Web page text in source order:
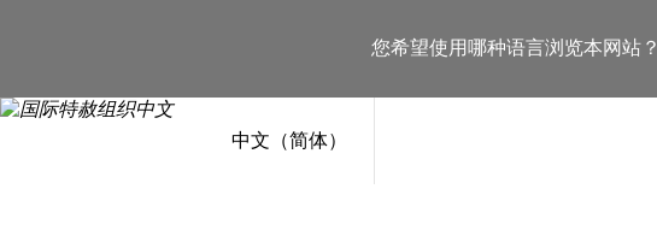
您希望使用哪种语言浏览本网站？
中文（简体）